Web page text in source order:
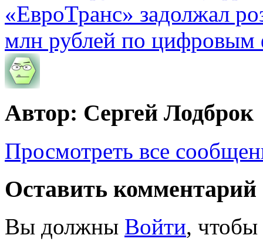
«ЕвроТранс» задолжал
млн рублей по цифровым
Автор: Сергей Лодброк
Просмотреть все
Оставить комментарий
Вы должны Войти, чтобы